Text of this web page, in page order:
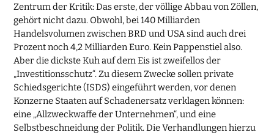
Zentrum der Kritik: Das erste, der völlige Abbau von Zöllen,
gehört nicht dazu. Obwohl, bei 140 Milliarden
Handelsvolumen zwischen BRD und USA sind auch drei
Prozent noch 4,2 Milliarden Euro. Kein Pappenstiel also.
Aber die dickste Kuh auf dem Eis ist zweifellos der
„Investitionsschutz“. Zu diesem Zwecke sollen private
Schiedsgerichte (ISDS) eingeführt werden, vor denen
Konzerne Staaten auf Schadenersatz verklagen können:
eine „Allzweckwaffe der Unternehmen“, und eine
Selbstbeschneidung der Politik. Die Verhandlungen hierzu